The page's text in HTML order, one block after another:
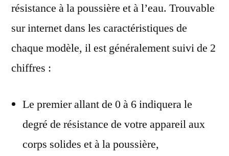
résistance à la poussière et à l’eau. Trouvable
sur internet dans les caractéristiques de
chaque modèle, il est généralement suivi de 2
chiffres :
Le premier allant de 0 à 6 indiquera le
degré de résistance de votre appareil aux
corps solides et à la poussière,